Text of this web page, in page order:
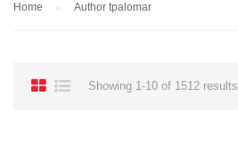
Home Author tpalomar
Showing 1-10 of 1512 results